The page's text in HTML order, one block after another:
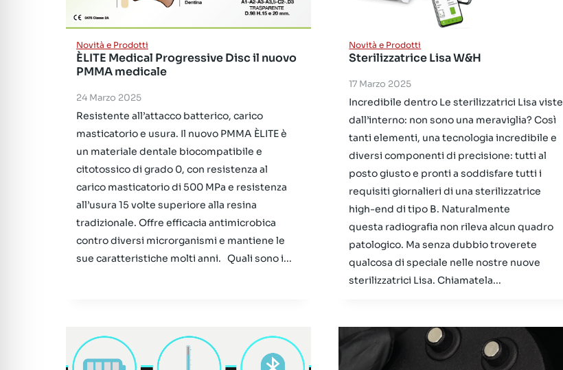
Novità e Prodotti
ÈLITE Medical Progressive Disc il nuovo
PMMA medicale
24 Marzo 2025
Resistente all’attacco batterico, carico
masticatorio e usura. Il nuovo PMMA ÈLITE è
un materiale dentale biocompatibile e
citotossico di grado 0, con resistenza al
carico masticatorio di 500 MPa e resistenza
all’usura 15 volte superiore alla resina
tradizionale. Offre efficacia antimicrobica
contro diversi microrganismi e mantiene le
sue caratteristiche molti anni. Quali sono i...
Novità e Prodotti
Sterilizzatrice Lisa W&H
17 Marzo 2025
Incredibile dentro Le sterilizzatrici Lisa viste
dall’interno: non sono una meraviglia? Così
tanti elementi, una tecnologia incredibile e
diversi componenti di precisione: tutti al
posto giusto e pronti a soddisfare tutti i
requisiti giornalieri di una sterilizzatrice
high-end di tipo B. Naturalmente
questa radiografia non rileva alcun quadro
patologico. Ma senza dubbio troverete
qualcosa di speciale nelle nostre nuove
sterilizzatrici Lisa. Chiamatela...